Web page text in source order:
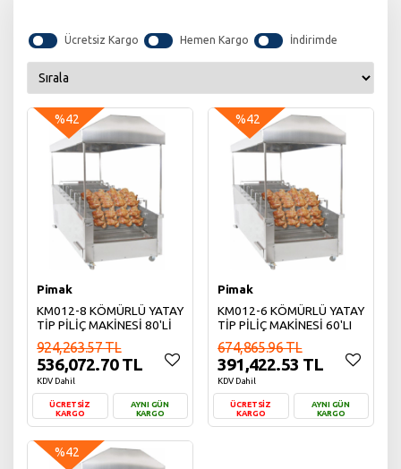
Ücretsiz Kargo Hemen Kargo İndirimde
%42
Pimak
KM012-8 KÖMÜRLÜ YATAY
TİP PİLİÇ MAKİNESİ 80'Lİ
924,263.57 TL
536,072.70 TL
KDV Dahil
ÜCRETSİZ
KARGO
AYNI GÜN
KARGO
Sepete Ekle
%42
Pimak
KM012-6 KÖMÜRLÜ YATAY
TİP PİLİÇ MAKİNESİ 60'LI
674,865.96 TL
391,422.53 TL
KDV Dahil
ÜCRETSİZ
KARGO
AYNI GÜN
KARGO
%42